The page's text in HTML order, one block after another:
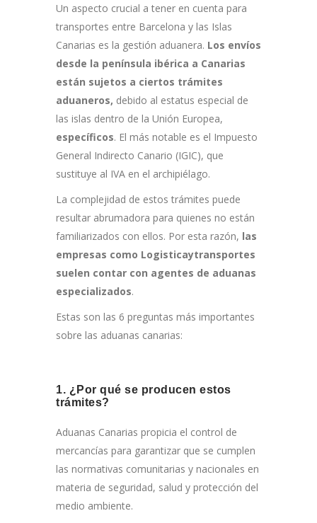
Un aspecto crucial a tener en cuenta para
transportes entre Barcelona y las Islas
Canarias es la gestión aduanera. Los envíos
desde la península ibérica a Canarias
están sujetos a ciertos trámites
aduaneros, debido al estatus especial de
las islas dentro de la Unión Europea,
específicos. El más notable es el Impuesto
General Indirecto Canario (IGIC), que
sustituye al IVA en el archipiélago.
La complejidad de estos trámites puede
resultar abrumadora para quienes no están
familiarizados con ellos. Por esta razón, las
empresas como Logisticaytransportes
suelen contar con agentes de aduanas
especializados.
Estas son las 6 preguntas más importantes
sobre las aduanas canarias:
1. ¿Por qué se producen estos
trámites?
Aduanas Canarias propicia el control de
mercancías para garantizar que se cumplen
las normativas comunitarias y nacionales en
materia de seguridad, salud y protección del
medio ambiente.